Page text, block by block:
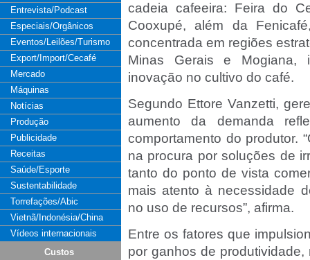
Entrevista/Podcast
Especiais/Orgânicos
Eventos/Leilões/Turismo
Export/Import/Cecafé
Mercado
Máquinas
Notícias
Produção
Publicidade
Receitas
Saúde/Esporte
Sustentabilidade
Torrefações/Abic
Vietnã/Indonésia/China
Vídeos internacionais
Custos
cadeia cafeeira: Feira do
Cooxupé, além da
concentrada em regiões
Minas Gerais e Mogiana,
inovação no cultivo do café.
Segundo Ettore Vanzetti,
aumento da demanda
comportamento do produtor.
na procura por soluções de
tanto do ponto de vista
mais atento à necessidade
no uso de recursos”, afirma.
Entre os fatores que
por ganhos de